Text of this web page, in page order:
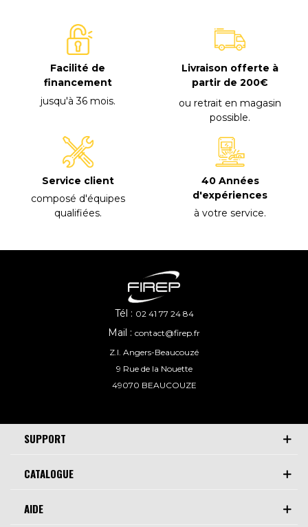
Facilité de
financement
jusqu'à 36 mois.
Livraison offerte à
partir de 200€
ou retrait en magasin
possible.
Service client
composé d'équipes
qualifiées.
40 Années
d'expériences
à votre service.
AIDE
CATALOGUE
SUPPORT
Tél : 02 41 77 24 84
Mail : contact@firep.fr
Z.I. Angers-Beaucouzé
9 Rue de la Nouette
49070 BEAUCOUZE